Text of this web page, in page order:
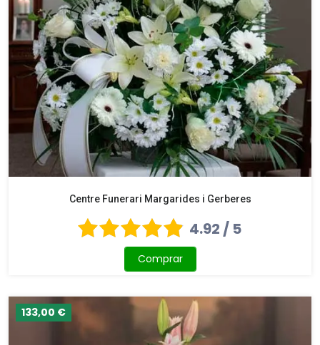
Centre Funerari Margarides i Gerberes
4.92 / 5
Comprar
133,00 €